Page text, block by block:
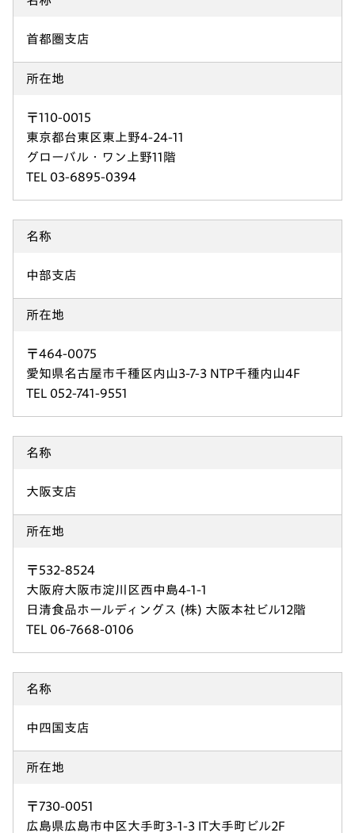
首都圏支店
所在地
〒110-0015
東京都台東区東上野4-24-11
グローバル・ワン上野11階
TEL 03-6895-0394
名称
中部支店
所在地
〒464-0075
愛知県名古屋市千種区内山3-7-3 NTP千種内山4F
TEL 052-741-9551
名称
大阪支店
所在地
〒532-8524
大阪府大阪市淀川区西中島4-1-1
日清食品ホールディングス (株) 大阪本社ビル12階
TEL 06-7668-0106
名称
中四国支店
所在地
〒730-0051
広島県広島市中区大手町3-1-3 IT大手町ビル2F